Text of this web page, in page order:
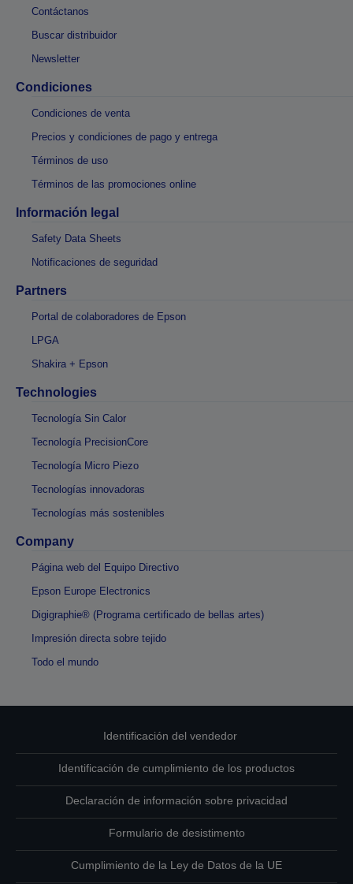
Contáctanos
Buscar distribuidor
Newsletter
Condiciones
Condiciones de venta
Precios y condiciones de pago y entrega
Términos de uso
Términos de las promociones online
Información legal
Safety Data Sheets
Notificaciones de seguridad
Partners
Portal de colaboradores de Epson
LPGA
Shakira + Epson
Technologies
Tecnología Sin Calor
Tecnología PrecisionCore
Tecnología Micro Piezo
Tecnologías innovadoras
Tecnologías más sostenibles
Company
Página web del Equipo Directivo
Epson Europe Electronics
Digigraphie® (Programa certificado de bellas artes)
Impresión directa sobre tejido
Todo el mundo
Identificación del vendedor
Identificación de cumplimiento de los productos
Declaración de información sobre privacidad
Formulario de desistimento
Cumplimiento de la Ley de Datos de la UE